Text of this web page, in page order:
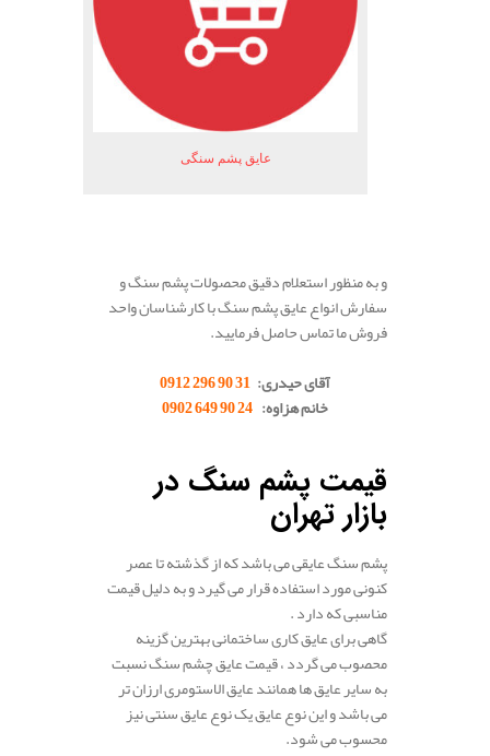
عایق پشم سنگی
و به منظور استعلام دقیق محصولات پشم سنگ و
سفارش انواع عایق پشم سنگ با کارشناسان واحد
فروش ما تماس حاصل فرمایید.
آقای حیدری: 31 90 296 0912
خانم هزاوه: 24 90 649 0902
قیمت پشم سنگ در
بازار تهران
پشم سنگ عایقی می باشد که از گذشته تا عصر
کنونی مورد استفاده قرار می گیرد و به دلیل قیمت
مناسبی که دارد .
گاهی برای عایق کاری ساختمانی بهترین گزینه
محصوب می گردد ، قیمت عایق چشم سنگ نسبت
به سایر عایق ها همانند عایق الاستومری ارزان تر
می باشد و این نوع عایق یک نوع عایق سنتی نیز
محسوب می شود.